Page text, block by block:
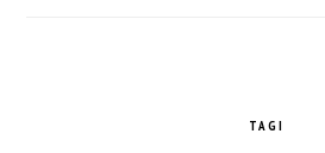
TAGI